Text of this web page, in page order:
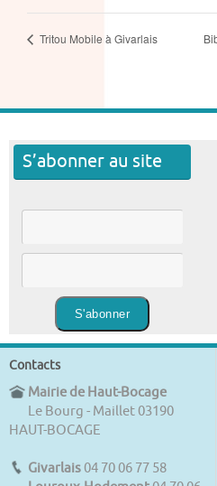
Tritou Mobile à Givarlais
S’abonner au site
Contacts
Mairie de Haut-Bocage
Le Bourg - Maillet 03190
HAUT-BOCAGE
Givarlais 04 70 06 77 58